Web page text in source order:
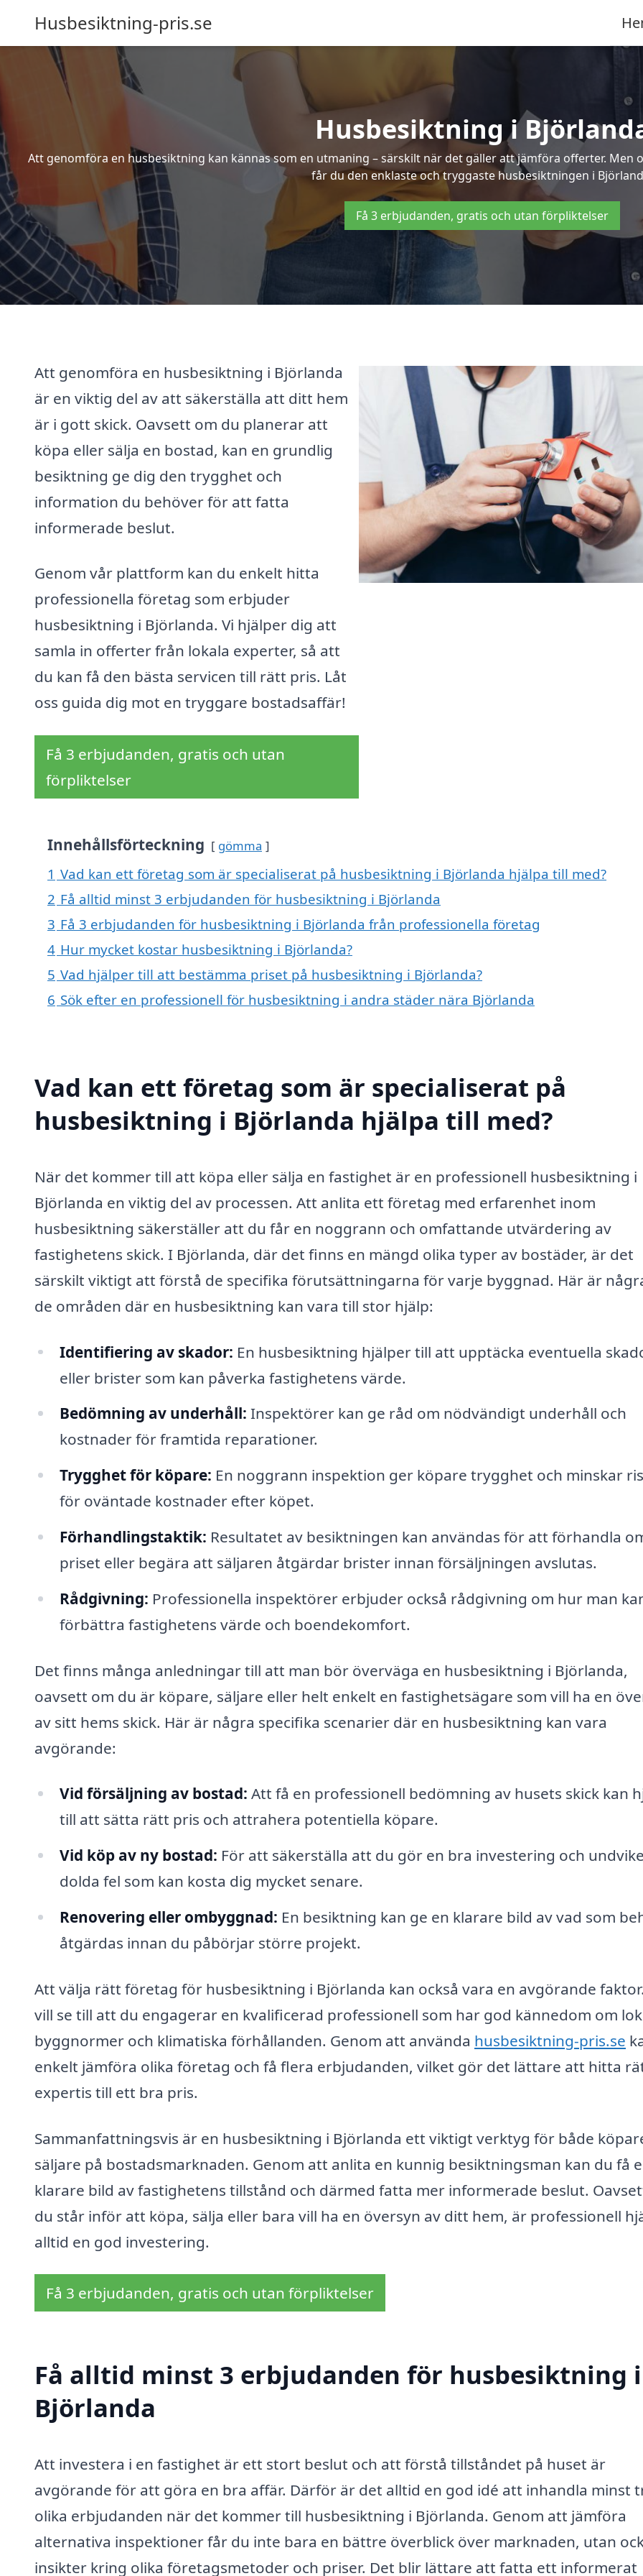
Husbesiktning-pris.se
Husbesiktning i
Att genomföra en husbesiktning kan kännas som en utmaning – särskilt när det gäller att jämföra offerter.
får du den enklaste och tryggaste husbesiktningen i
Få 3 erbjudanden, gratis och utan förpliktelser
Att genomföra en husbesiktning i Björlanda
är en viktig del av att säkerställa att ditt hem
är i gott skick. Oavsett om du planerar att
köpa eller sälja en bostad, kan en grundlig
besiktning ge dig den trygghet och
information du behöver för att fatta
informerade beslut.
Genom vår plattform kan du enkelt hitta
professionella företag som erbjuder
husbesiktning i Björlanda. Vi hjälper dig att
samla in offerter från lokala experter, så att
du kan få den bästa servicen till rätt pris. Låt
oss guida dig mot en tryggare bostadsaffär!
Få 3 erbjudanden, gratis och utan
förpliktelser
Innehållsförteckning gömma
1 Vad kan ett företag som är specialiserat på husbesiktning i Björlanda hjälpa till med?
2 Få alltid minst 3 erbjudanden för husbesiktning i Björlanda
3 Få 3 erbjudanden för husbesiktning i Björlanda från professionella företag
4 Hur mycket kostar husbesiktning i Björlanda?
5 Vad hjälper till att bestämma priset på husbesiktning i Björlanda?
6 Sök efter en professionell för husbesiktning i andra städer nära Björlanda
Vad kan ett företag som är specialiserat på
husbesiktning i Björlanda hjälpa till med?
När det kommer till att köpa eller sälja en fastighet är en professionell husbesiktning i
Björlanda en viktig del av processen. Att anlita ett företag med erfarenhet inom
husbesiktning säkerställer att du får en noggrann och omfattande utvärdering av
fastighetens skick. I Björlanda, där det finns en mängd olika typer av bostäder, är det
särskilt viktigt att förstå de specifika förutsättningarna för varje byggnad. Här är
de områden där en husbesiktning kan vara till stor hjälp:
Identifiering av skador: En husbesiktning hjälper till att upptäcka eventuella
eller brister som kan påverka fastighetens värde.
Bedömning av underhåll: Inspektörer kan ge råd om nödvändigt underhåll och
kostnader för framtida reparationer.
Trygghet för köpare: En noggrann inspektion ger köpare trygghet och minskar
för oväntade kostnader efter köpet.
Förhandlingstaktik: Resultatet av besiktningen kan användas för att förhandla
priset eller begära att säljaren åtgärdar brister innan försäljningen avslutas.
Rådgivning: Professionella inspektörer erbjuder också rådgivning om hur man
förbättra fastighetens värde och boendekomfort.
Det finns många anledningar till att man bör överväga en husbesiktning i Björlanda,
oavsett om du är köpare, säljare eller helt enkelt en fastighetsägare som vill ha en
av sitt hems skick. Här är några specifika scenarier där en husbesiktning kan vara
avgörande:
Vid försäljning av bostad: Att få en professionell bedömning av husets skick kan
till att sätta rätt pris och attrahera potentiella köpare.
Vid köp av ny bostad: För att säkerställa att du gör en bra investering och
dolda fel som kan kosta dig mycket senare.
Renovering eller ombyggnad: En besiktning kan ge en klarare bild av vad som
åtgärdas innan du påbörjar större projekt.
Att välja rätt företag för husbesiktning i Björlanda kan också vara en avgörande
vill se till att du engagerar en kvalificerad professionell som har god kännedom om
byggnormer och klimatiska förhållanden. Genom att använda husbesiktning-pris.se
enkelt jämföra olika företag och få flera erbjudanden, vilket gör det lättare att hitta
expertis till ett bra pris.
Sammanfattningsvis är en husbesiktning i Björlanda ett viktigt verktyg för både
säljare på bostadsmarknaden. Genom att anlita en kunnig besiktningsman kan du få
klarare bild av fastighetens tillstånd och därmed fatta mer informerade beslut.
du står inför att köpa, sälja eller bara vill ha en översyn av ditt hem, är professionell
alltid en god investering.
Få 3 erbjudanden, gratis och utan förpliktelser
Få alltid minst 3 erbjudanden för husbesiktning i
Björlanda
Att investera i en fastighet är ett stort beslut och att förstå tillståndet på huset är
avgörande för att göra en bra affär. Därför är det alltid en god idé att inhandla minst
olika erbjudanden när det kommer till husbesiktning i Björlanda. Genom att jämföra
alternativa inspektioner får du inte bara en bättre överblick över marknaden, utan
insikter kring olika företagsmetoder och priser. Det blir lättare att fatta ett informerat